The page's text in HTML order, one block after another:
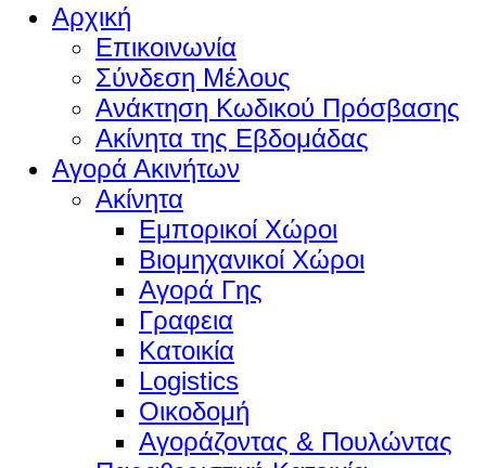
Αρχική
Επικοινωνία
Σύνδεση Μέλους
Ανάκτηση Κωδικού Πρόσβασης
Ακίνητα της Εβδομάδας
Αγορά Ακινήτων
Ακίνητα
Εμπορικοί Χώροι
Βιομηχανικοί Χώροι
Αγορά Γης
Γραφεια
Κατοικία
Logistics
Οικοδομή
Αγοράζοντας & Πουλώντας